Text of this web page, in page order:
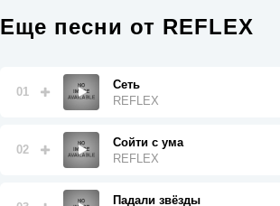
Еще песни от REFLEX
01
Сеть
REFLEX
02
Сойти с ума
REFLEX
Падали звёзды